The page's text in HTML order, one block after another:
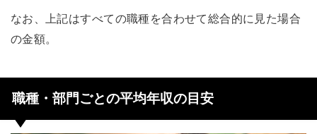
なお、上記はすべての職種を合わせて総合的に見た場合
の金額。
職種・部門ごとの平均年収の目安